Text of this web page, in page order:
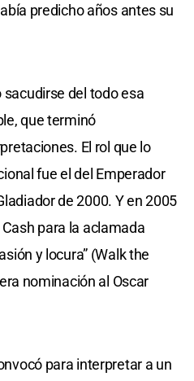
predicho años antes su
del todo esa
que terminó
El rol que lo
fue el del Emperador
de 2000. Y en 2005
para la aclamada
y locura” (Walk the
nominación al Oscar
para interpretar a un